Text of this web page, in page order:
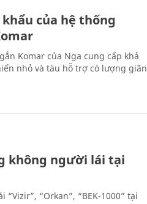
của hệ thống
Komar của Nga cung cấp khả
nhỏ và tàu hỗ trợ có lượng giãn
không người lái tại
“Orkan”, “BEK-1000” tại